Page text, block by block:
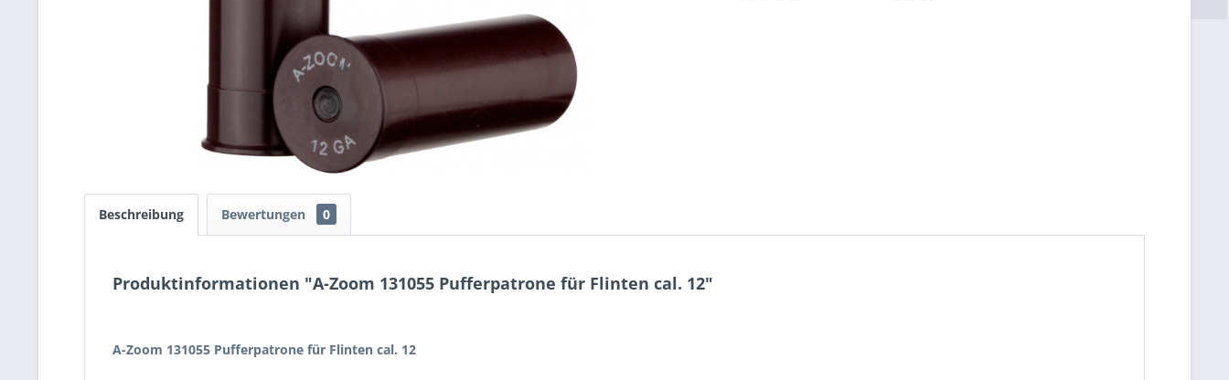
Beschreibung Bewertungen 0
Produktinformationen "A-Zoom 131055 Pufferpatrone für Flinten cal. 12"
A-Zoom 131055 Pufferpatrone für Flinten cal. 12